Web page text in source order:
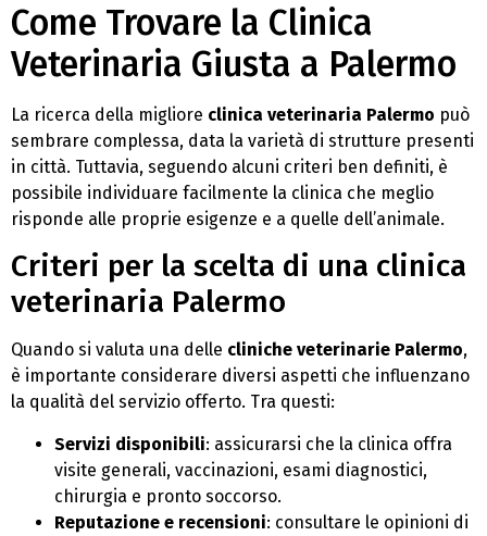
Come Trovare la Clinica
Veterinaria Giusta a Palermo
La ricerca della migliore clinica veterinaria Palermo può
sembrare complessa, data la varietà di strutture presenti
in città. Tuttavia, seguendo alcuni criteri ben definiti, è
possibile individuare facilmente la clinica che meglio
risponde alle proprie esigenze e a quelle dell’animale.
Criteri per la scelta di una clinica
veterinaria Palermo
Quando si valuta una delle cliniche veterinarie Palermo,
è importante considerare diversi aspetti che influenzano
la qualità del servizio offerto. Tra questi:
Servizi disponibili: assicurarsi che la clinica offra
visite generali, vaccinazioni, esami diagnostici,
chirurgia e pronto soccorso.
Reputazione e recensioni: consultare le opinioni di